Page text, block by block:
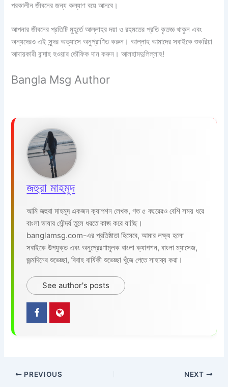
পরকালীন জীবনের জন্য কল্যাণ বয়ে আনবে।
আপনার জীবনের প্রতিটি মুহূর্তে আল্লাহর দয়া ও রহমতের প্রতি কৃতজ্ঞ থাকুন এবং
অন্যদেরও এই সুন্দর অভ্যাসে অনুপ্রাণিত করুন। আল্লাহ আমাদের সবাইকে শুকরিয়া
আদায়কারী বান্দাহ হওয়ার তৌফিক দান করুন। আলহামদুলিল্লাহ!
Bangla Msg Author
জহুরা মাহমুদ
আমি জহুরা মাহমুদ একজন ক্যাপশন লেখক, গত ৫ বছরেরও বেশি সময় ধরে
বাংলা ভাষার সৌন্দর্য তুলে ধরতে কাজ করে যাচ্ছি।
banglamsg.com-এর প্রতিষ্ঠাতা হিসেবে, আমার লক্ষ্য হলো
সবাইকে উপযুক্ত এবং অনুপ্রেরণামূলক বাংলা ক্যাপশন, বাংলা ম্যাসেজ,
জন্মদিনের শুভেচ্ছা, বিবাহ বার্ষিকী শুভেচ্ছা খুঁজে পেতে সাহায্য করা।
See author's posts
PREVIOUS NEXT